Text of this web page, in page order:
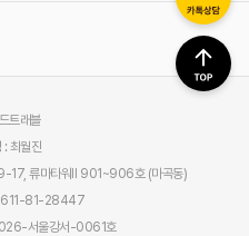
트래블
: 최월진
17, 류마타워Ⅱ 901~906호 (마곡동)
: 611-81-28447
서울강서-0061호